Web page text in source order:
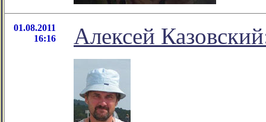
01.08.2011
16:16
Алексей